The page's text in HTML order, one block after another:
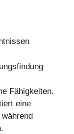
Fähigkeiten.
eine